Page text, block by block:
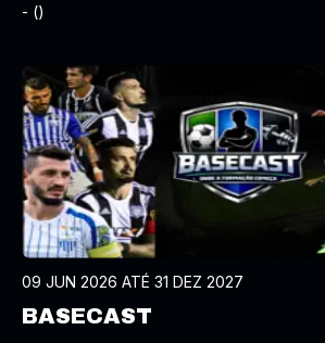
- ()
09 JUN 2026 ATÉ 31 DEZ 2027
BASECAST